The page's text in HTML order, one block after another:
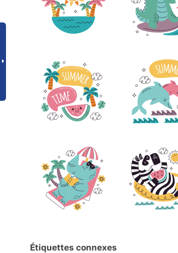
Étiquettes connexes